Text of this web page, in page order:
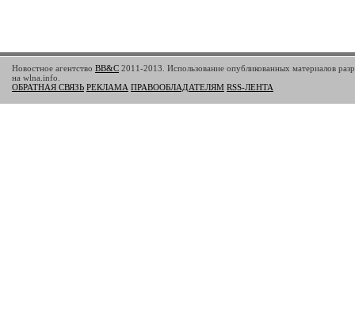
Новостное агентство BB&C 2011-2013. Использование опубликованных материалов
на wlna.info.
ОБРАТНАЯ СВЯЗЬ РЕКЛАМА ПРАВООБЛАДАТЕЛЯМ RSS-ЛЕНТА